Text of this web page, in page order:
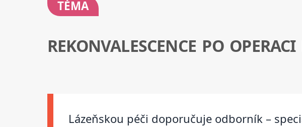
TÉMA
REKONVALESCENCE PO OPERACI
Lázeňskou péči doporučuje odborník –